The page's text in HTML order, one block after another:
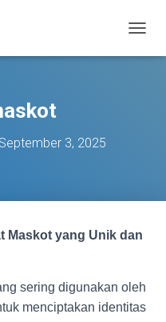
O
I
September 3, 2025
Maskot yang Unik dan
sering digunakan oleh
menciptakan identitas